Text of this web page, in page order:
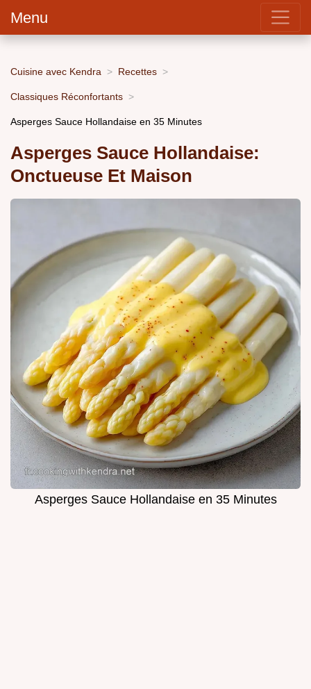
Menu
Cuisine avec Kendra Recettes
Classiques Réconfortants
Asperges Sauce Hollandaise en 35 Minutes
Asperges Sauce Hollandaise:
Onctueuse Et Maison
Asperges Sauce Hollandaise en 35 Minutes